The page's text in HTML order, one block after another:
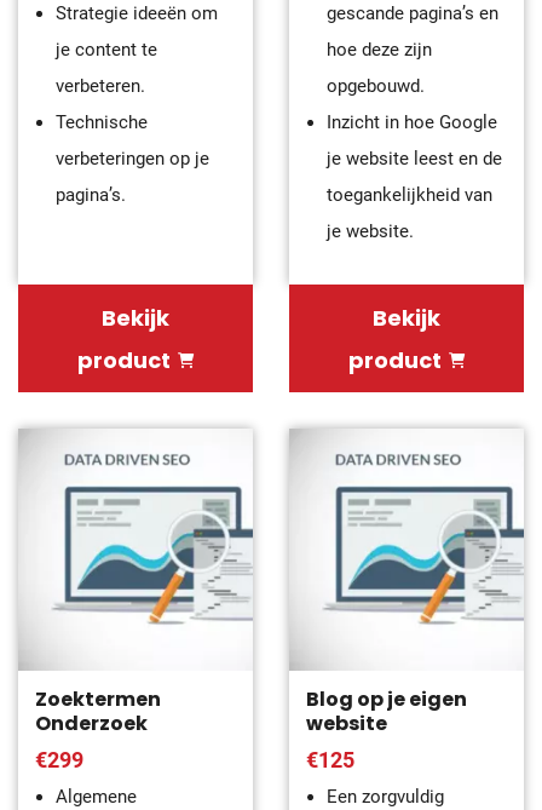
Strategie ideeën om
je content te
verbeteren.
Technische
verbeteringen op je
pagina’s.
Bekijk
product
gescande pagina’s en
hoe deze zijn
opgebouwd.
Inzicht in hoe Google
je website leest en de
toegankelijkheid van
je website.
Bekijk
product
Zoektermen
Onderzoek
€299
Algemene
Blog op je eigen
website
€125
Een zorgvuldig